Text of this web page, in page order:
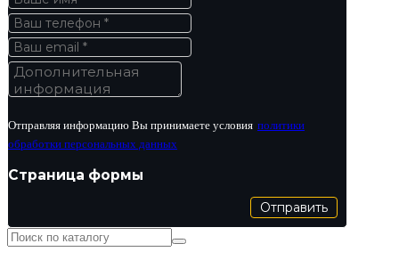
Отправляя информацию Вы принимаете условия политики
обработки персональных данных
Страница формы
Отправить